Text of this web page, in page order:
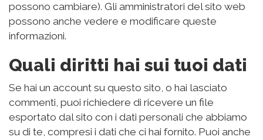
possono cambiare). Gli amministratori del sito web
possono anche vedere e modificare queste
informazioni.
Quali diritti hai sui tuoi dati
Se hai un account su questo sito, o hai lasciato
commenti, puoi richiedere di ricevere un file
esportato dal sito con i dati personali che abbiamo
su di te, compresi i dati che ci hai fornito. Puoi anche